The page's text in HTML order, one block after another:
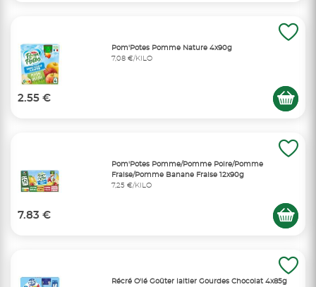
Pom'Potes Pomme Nature 4x90g
7,08 €/KILO
2.55 €
Pom'Potes Pomme/Pomme Poire/Pomme
Fraise/Pomme Banane Fraise 12x90g
7,25 €/KILO
7.83 €
Récré O'lé Goûter laitier Gourdes Chocolat 4x85g